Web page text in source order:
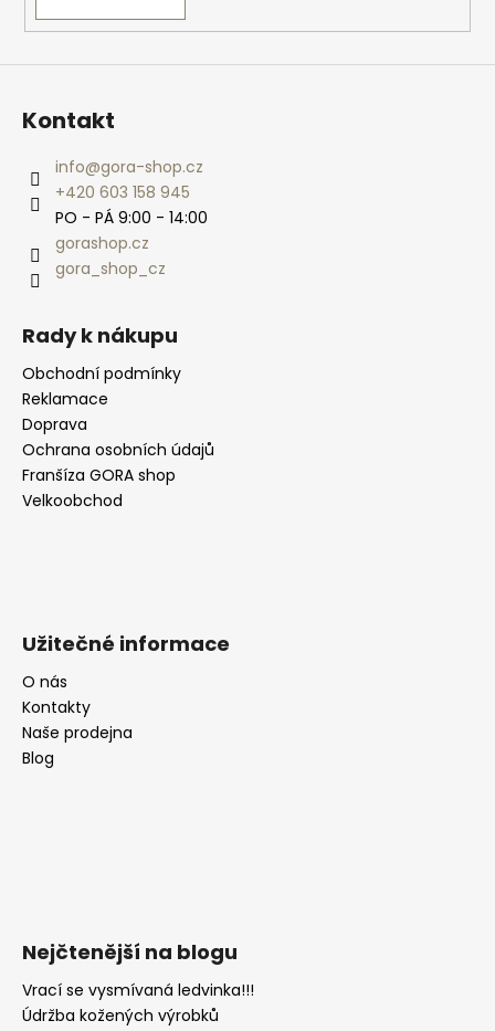
Kontakt
info@gora-shop.cz
+420 603 158 945
PO - PÁ 9:00 - 14:00
gorashop.cz
gora_shop_cz
Rady k nákupu
Obchodní podmínky
Reklamace
Doprava
Ochrana osobních údajů
Franšíza GORA shop
Velkoobchod
Užitečné informace
O nás
Kontakty
Naše prodejna
Blog
Nejčtenější na blogu
Vrací se vysmívaná ledvinka!!!
Údržba kožených výrobků